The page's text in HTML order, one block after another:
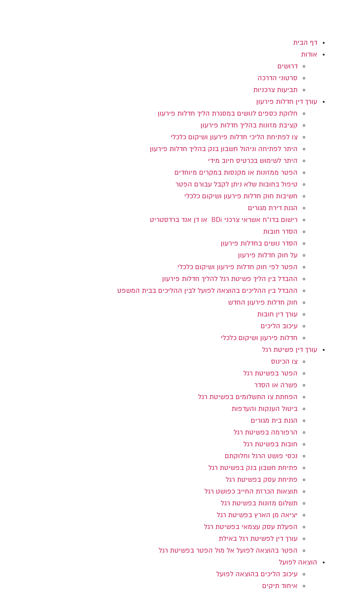
דף הבית
אודות
דרושים
סרטוני הדרכה
תביעות צרכניות
עורך דין חדלות פירעון
חלוקת כספים לנושים במסגרת הליך חדלות פירעון
קציבת מזונות בהליך חדלות פירעון
צו לפתיחת הליכי חדלות פירעון ושיקום כלכלי
היתר לפתיחה וניהול חשבון בנק בהליך חדלות פירעון
היתר לשימוש בכרטיס חיוב מידי
הפטר ממזונות או מקנסות במקרים מיוחדים
טיפול בחובות שלא ניתן לקבל עבורם הפטר
חשיבות חוק חדלות פירעון ושיקום כלכלי
הגנת דירת מגורים
רישום בדו"ח אשראי צרכני BDi או דן אנד ברדסטריט
הסדר חובות
הסדר נושים בחדלות פירעון
על חוק חדלות פירעון
הפטר לפי חוק חדלות פירעון ושיקום כלכלי
ההבדל בין הליך פשיטת רגל להליך חדלות פירעון
ההבדל בין ההליכים בהוצאה לפועל לבין ההליכים בבית המשפט
חוק חדלות פירעון החדש
עורך דין חובות
עיכוב הליכים
חדלות פירעון ושיקום כלכלי
עורך דין פשיטת רגל
צו הכינוס
הפטר בפשיטת רגל
פשרה או הסדר
הפחתת צו התשלומים בפשיטת רגל
ביטול הענקות והעדפות
הגנת בית מגורים
הרפורמה בפשיטת רגל
חובות בפשיטת רגל
נכסי פושט הרגל וחלוקתם
פתיחת חשבון בנק בפשיטת רגל
פתיחת עסק בפשיטת רגל
תוצאות הכרזת החייב כפושט רגל
תשלום מזונות בפשיטת רגל
יציאה מן הארץ בפשיטת רגל
הפעלת עסק עצמאי בפשיטת רגל
עורך דין לפשיטת רגל באילת
הפטר בהוצאה לפועל אל מול הפטר בפשיטת רגל
הוצאה לפועל
עיכוב הליכים בהוצאה לפועל
איחוד תיקים